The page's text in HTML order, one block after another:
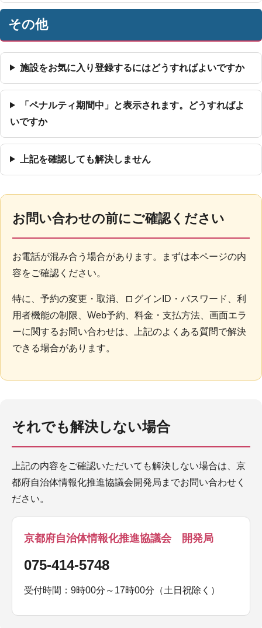
その他
施設をお気に入り登録するにはどうすればよいですか
「ペナルティ期間中」と表示されます。どうすればよ
いですか
上記を確認しても解決しません
お問い合わせの前にご確認ください
お電話が混み合う場合があります。まずは本ページの内
容をご確認ください。
特に、予約の変更・取消、ログインID・パスワード、利
用者機能の制限、Web予約、料金・支払方法、画面エラ
ーに関するお問い合わせは、上記のよくある質問で解決
できる場合があります。
それでも解決しない場合
上記の内容をご確認いただいても解決しない場合は、京
都府自治体情報化推進協議会開発局までお問い合わせく
ださい。
京都府自治体情報化推進協議会 開発局
075-414-5748
受付時間：9時00分～17時00分（土日祝除く）